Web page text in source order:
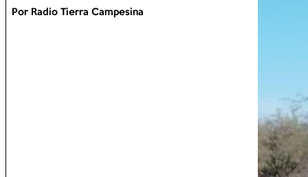
Por Radio Tierra Campesina